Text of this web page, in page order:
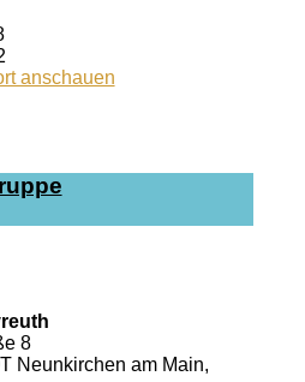
anschauen
8
Neunkirchen am Main,